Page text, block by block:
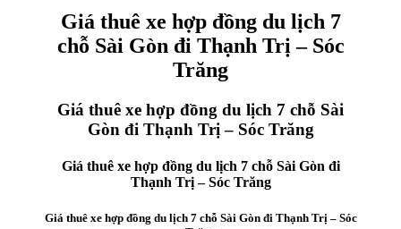
Giá thuê xe hợp đồng du lịch 7
chỗ Sài Gòn đi Thạnh Trị – Sóc
Trăng
Giá thuê xe hợp đồng du lịch 7 chỗ Sài
Gòn đi Thạnh Trị – Sóc Trăng
Giá thuê xe hợp đồng du lịch 7 chỗ Sài Gòn đi
Thạnh Trị – Sóc Trăng
Giá thuê xe hợp đồng du lịch 7 chỗ Sài Gòn đi Thạnh Trị – Sóc